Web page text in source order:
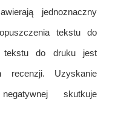
jednoznaczny
tekstu do
tekstu do druku jest
recenzji. Uzyskanie
skutkuje